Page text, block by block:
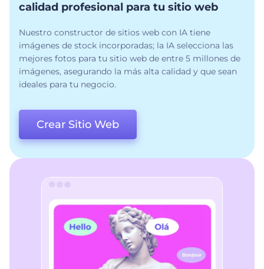
calidad profesional para tu sitio web
Nuestro constructor de sitios web con IA tiene
imágenes de stock incorporadas; la IA selecciona las
mejores fotos para tu sitio web de entre 5 millones de
imágenes, asegurando la más alta calidad y que sean
ideales para tu negocio.
Crear Sitio Web